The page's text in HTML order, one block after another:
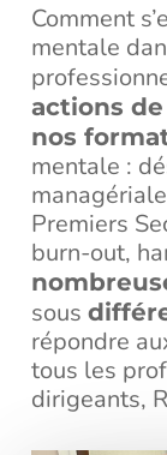
Comment
mentale
actions
nos
mentale :
Premiers
burn-out,
sous
répondre
tous les
dirigeants,